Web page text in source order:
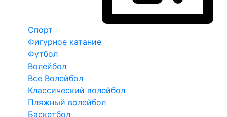
Спорт
Фигурное катание
Футбол
Волейбол
Все Волейбол
Классический волейбол
Пляжный волейбол
Баскетбол